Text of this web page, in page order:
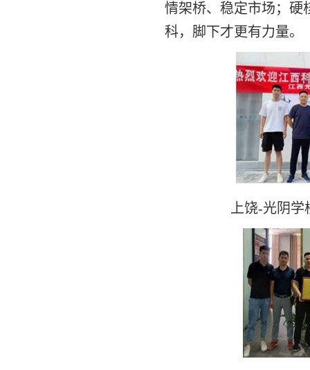
情架桥、稳定市场；硬
科，脚下才更有力量。
上饶-光阴